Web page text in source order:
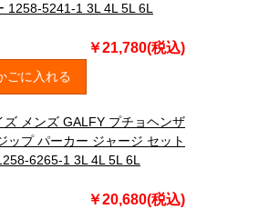
1258-5241-1 3L 4L 5L 6L
￥21,780(税込)
ごに入れる
ズ メンズ GALFY プチョヘンザ
ップ パーカー ジャージ セット
6265-1 3L 4L 5L 6L
￥20,680(税込)